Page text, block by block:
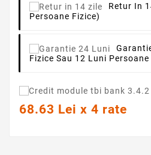
Retur In
Persoane Fizice)
Fizice Sau 12 Luni
68.63 Lei x 4 rate